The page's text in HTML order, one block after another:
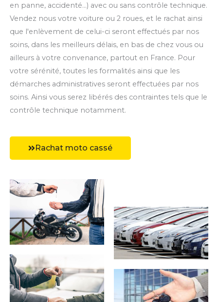
en panne, accidenté...) avec ou sans contrôle technique.
Vendez nous votre voiture ou 2 roues, et le rachat ainsi
que l'enlèvement de celui-ci seront effectués par nos
soins, dans les meilleurs délais, en bas de chez vous ou
ailleurs à votre convenance, partout en France. Pour
votre sérénité, toutes les formalités ainsi que les
démarches administratives seront effectuées par nos
soins. Ainsi vous serez libérés des contraintes tels que le
contrôle technique notamment.
Rachat moto cassé